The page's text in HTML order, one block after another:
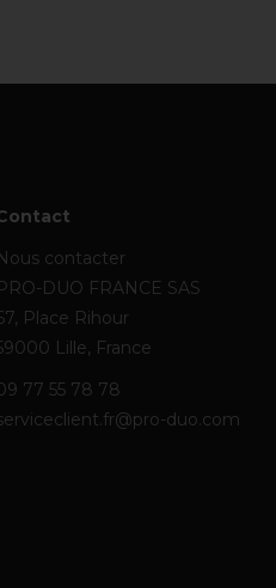
contacter
DUO FRANCE SAS
Place Rihour
Lille, France
77 55 78 78
duo.com